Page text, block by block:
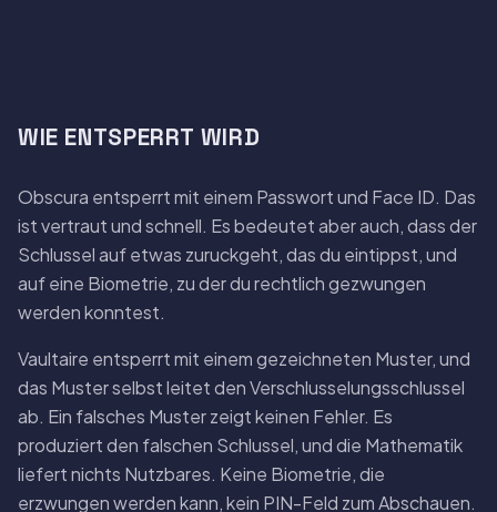
WIE ENTSPERRT WIRD
Obscura entsperrt mit einem Passwort und Face ID. Das
ist vertraut und schnell. Es bedeutet aber auch, dass der
Schlussel auf etwas zuruckgeht, das du eintippst, und
auf eine Biometrie, zu der du rechtlich gezwungen
werden konntest.
Vaultaire entsperrt mit einem gezeichneten Muster, und
das Muster selbst leitet den Verschlusselungsschlussel
ab. Ein falsches Muster zeigt keinen Fehler. Es
produziert den falschen Schlussel, und die Mathematik
liefert nichts Nutzbares. Keine Biometrie, die
erzwungen werden kann, kein PIN-Feld zum Abschauen.